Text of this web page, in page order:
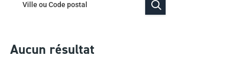
Aucun résultat